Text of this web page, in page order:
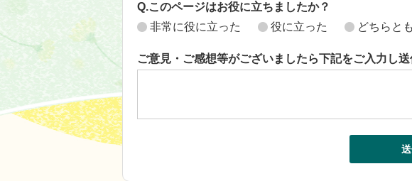
Q.このページはお役に立ちましたか？
非常に役に立った
役に立った どちらと
ご意見・ご感想等がございましたら下記をご入力し送